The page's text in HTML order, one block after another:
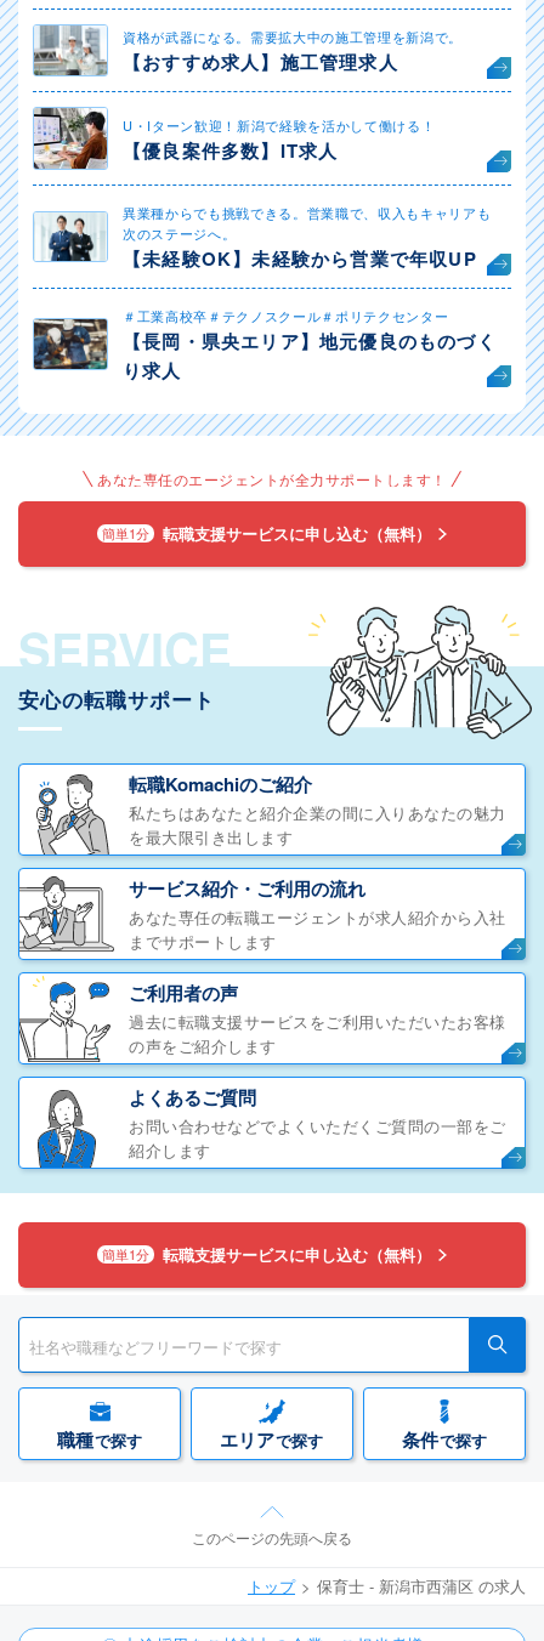
資格が武器になる。需要拡大中の施工管理を新潟で。
【おすすめ求人】施工管理求人
U・Iターン歓迎！新潟で経験を活かして働ける！
【優良案件多数】IT求人
異業種からでも挑戦できる。営業職で、収入もキャリアも
次のステージへ。
【未経験OK】未経験から営業で年収UP
＃工業高校卒＃テクノスクール＃ポリテクセンター
【長岡・県央エリア】地元優良のものづく
り求人
あなた専任のエージェントが全力サポートします！
簡単1分 転職支援サービスに申し込む（無料）
SERVICE
安心の転職サポート
転職Komachiのご紹介
私たちはあなたと紹介企業の間に入りあなたの魅力
を最大限引き出します
サービス紹介・ご利用の流れ
あなた専任の転職エージェントが求人紹介から入社
までサポートします
ご利用者の声
過去に転職支援サービスをご利用いただいたお客様
の声をご紹介します
よくあるご質問
お問い合わせなどでよくいただくご質問の一部をご
紹介します
簡単1分 転職支援サービスに申し込む（無料）
職種で探す エリアで探す 条件で探す
このページの先頭へ戻る
トップ 保育士 - 新潟市西蒲区 の求人